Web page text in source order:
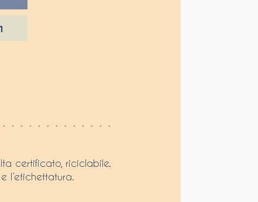
certificato, riciclabile.
l’etichettatura.